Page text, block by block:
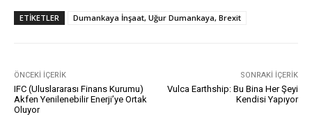
ETIKETLER Dumankaya İnşaat, Uğur Dumankaya, Brexit
ÖNCEKI İÇERIK
​IFC (Uluslararası Finans Kurumu)
Akfen Yenilenebilir Enerji’ye Ortak
Oluyor
SONRAKI İÇERIK
​Vulca Earthship​: Bu Bina Her Şeyi
Kendisi Yapıyor​